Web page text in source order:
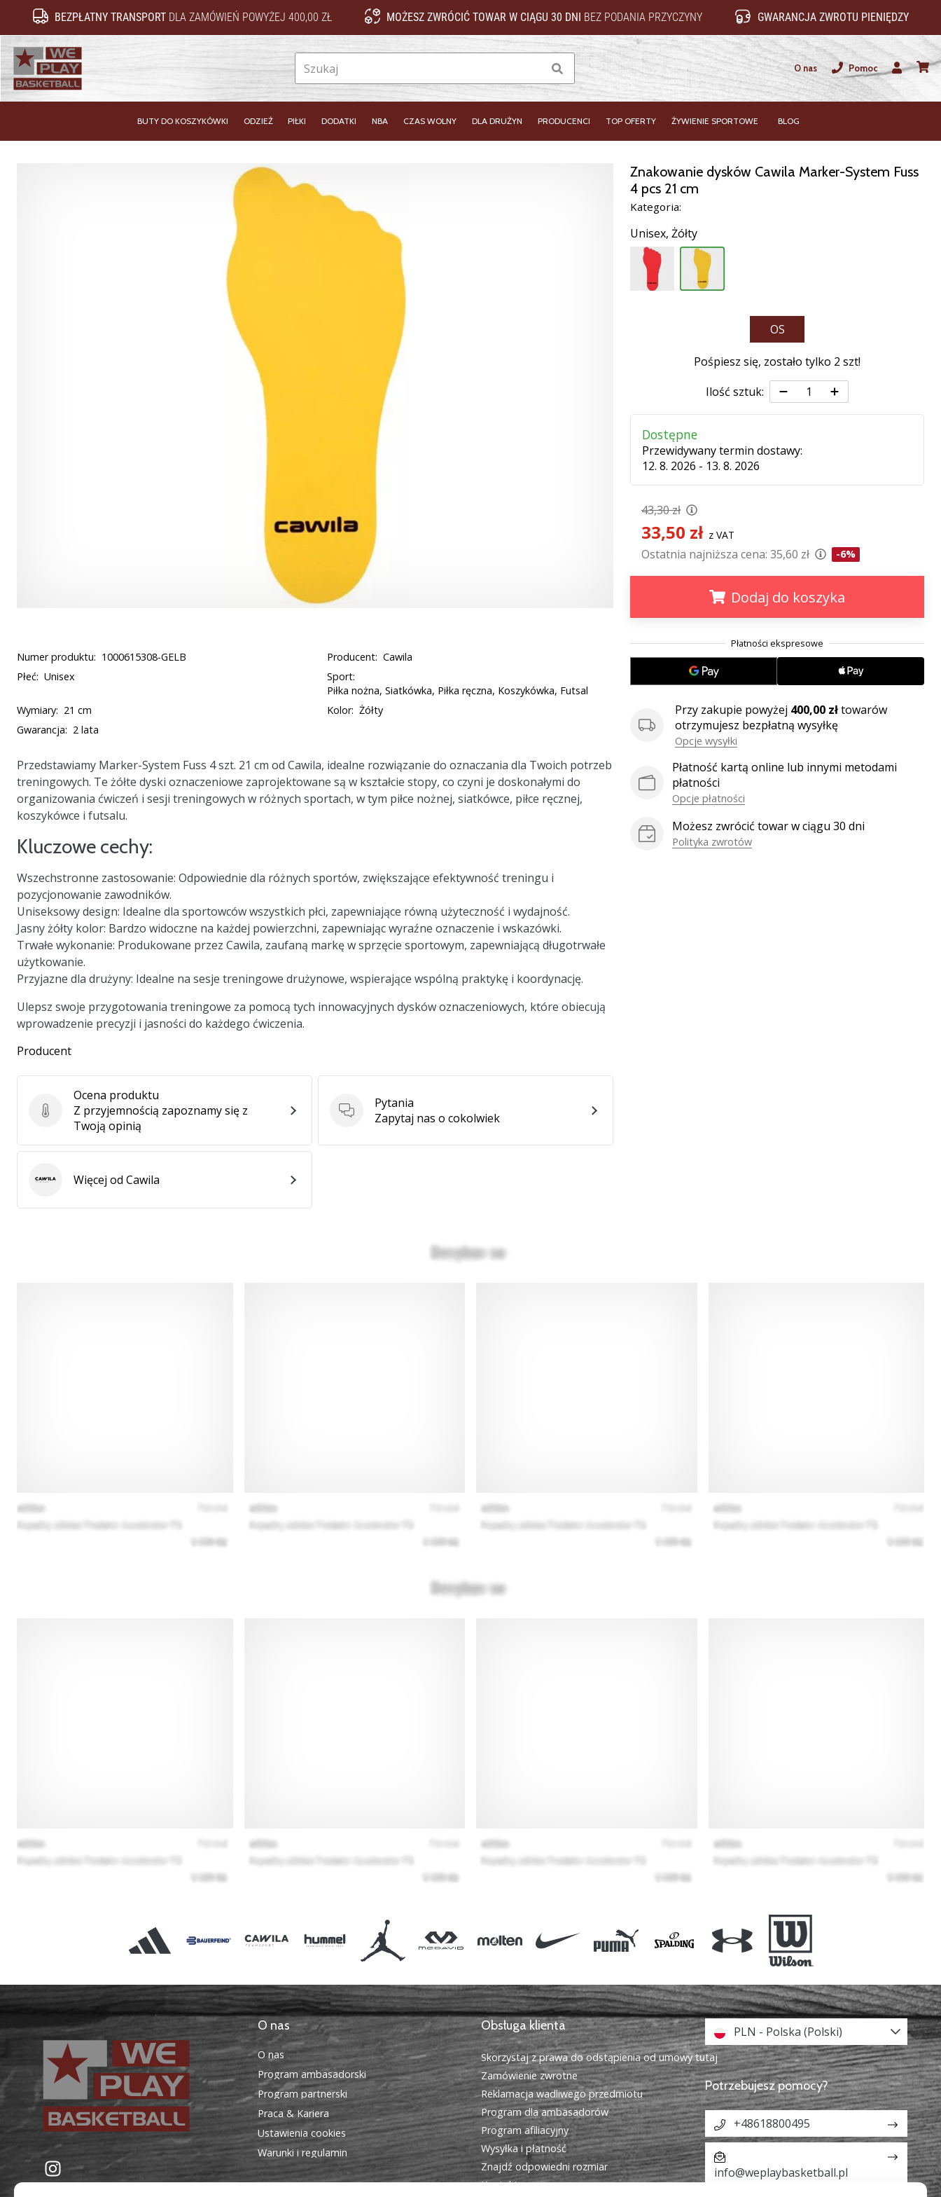
BEZPŁATNY TRANSPORT DLA ZAMÓWIEŃ POWYŻEJ 400,00 ZŁ MOŻESZ ZWRÓCIĆ TOWAR W CIĄGU 30 DNI BEZ PODANIA PRZYCZYNY GWARANCJA ZWROTU PIENIĘDZY
Szukaj O nas
Pomoc
Użytkownik
BUTY DO KOSZYKÓWKI ODZIEŻ PIŁKI DODATKI NBA CZAS WOLNY DLA DRUŻYN PRODUCENCI TOP OFERTY ŻYWIENIE SPORTOWE BLOG
Znakowanie dysków Cawila Marker-System Fuss
4 pcs 21 cm
Kategoria:
Unisex, Żółty
OS
Pośpiesz się, zostało tylko 2 szt!
Ilość sztuk:
Dostępne
Przewidywany termin dostawy:
12. 8. 2026 - 13. 8. 2026
43,30 zł
33,50 zł z VAT
Ostatnia najniższa cena: 35,60 zł -6%
Dodaj do koszyka
Przy zakupie powyżej 400,00 złtowarów
otrzymujesz bezpłatną wysyłkę
Opcje wysyłki
Płatność kartą online lub innymi metodami
płatności
Opcje płatności
Możesz zwrócić towar w ciągu 30 dni
Polityka zwrotów
Numer produktu: 1000615308-GELB Producent: Cawila
Płeć: Unisex
Sport:
Piłka nożna, Siatkówka, Piłka ręczna, Koszykówka, Futsal
Wymiary: 21 cm Kolor: Żółty
Gwarancja: 2 lata
Przedstawiamy Marker-System Fuss 4 szt. 21 cm od Cawila, idealne rozwiązanie do oznaczania dla Twoich potrzeb
treningowych. Te żółte dyski oznaczeniowe zaprojektowane są w kształcie stopy, co czyni je doskonałymi do
organizowania ćwiczeń i sesji treningowych w różnych sportach, w tym piłce nożnej, siatkówce, piłce ręcznej,
koszykówce i futsalu.
Kluczowe cechy:
Wszechstronne zastosowanie: Odpowiednie dla różnych sportów, zwiększające efektywność treningu i
pozycjonowanie zawodników.
Uniseksowy design: Idealne dla sportowców wszystkich płci, zapewniające równą użyteczność i wydajność.
Jasny żółty kolor: Bardzo widoczne na każdej powierzchni, zapewniając wyraźne oznaczenie i wskazówki.
Trwałe wykonanie: Produkowane przez Cawila, zaufaną markę w sprzęcie sportowym, zapewniającą długotrwałe
użytkowanie.
Przyjazne dla drużyny: Idealne na sesje treningowe drużynowe, wspierające wspólną praktykę i koordynację.
Ulepsz swoje przygotowania treningowe za pomocą tych innowacyjnych dysków oznaczeniowych, które obiecują
wprowadzenie precyzji i jasności do każdego ćwiczenia.
Producent
Ocena produktu
Ocena produktu
Z przyjemnością zapoznamy się z
Twoją opinią
Pytania
Pytania
Zapytaj nas o cokolwiek
CawilaWięcej od Cawila
WePlayBasketball.pl
Instagram
O nas
O nas
Program ambasadorski
Program partnerski
Praca & Kariera
Ustawienia cookies
Warunki i regulamin
Obsługa klienta
Skorzystaj z prawa do odstąpienia od umowy tutaj
Zamówienie zwrotne
Reklamacja wadliwego przedmiotu
Program dla ambasadorów
Program afiliacyjny
Wysyłka i płatność
Znajdź odpowiedni rozmiar
Kontakt
PLN - Polska (Polski)
Potrzebujesz pomocy?
+48618800495
info@weplaybasketball.pl